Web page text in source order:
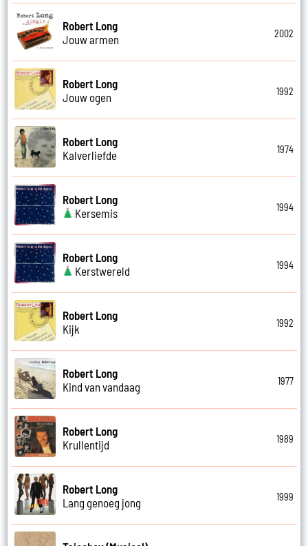
Robert Long
Jouw armen
2002
Robert Long
Jouw ogen
1992
Robert Long
Kalverliefde
1974
Robert Long
Kersemis
1994
Robert Long
Kerstwereld
1994
Robert Long
Kijk
1992
Robert Long
Kind van vandaag
1977
Robert Long
Krullentijd
1989
Robert Long
Lang genoeg jong
1999